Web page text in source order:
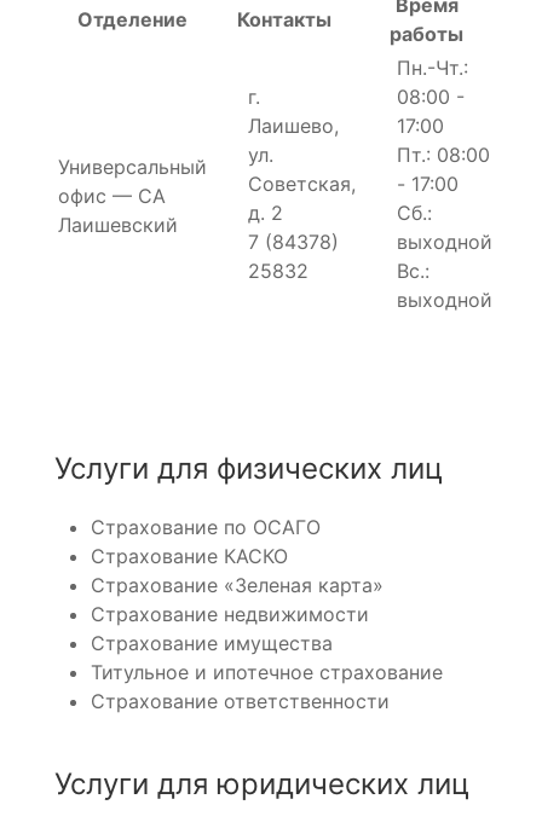
Отделение Контакты
работы
Универсальный
офис — СА
Лаишевский
г.
Лаишево,
ул.
Советская,
д. 2
7 (84378)
25832
Пн.-Чт.:
08:00 -
17:00
Пт.: 08:00
- 17:00
Сб.:
выходной
Вс.:
выходной
Услуги для физических лиц
Страхование по ОСАГО
Страхование КАСКО
Страхование «Зеленая карта»
Страхование недвижимости
Страхование имущества
Титульное и ипотечное страхование
Страхование ответственности
Услуги для юридических лиц